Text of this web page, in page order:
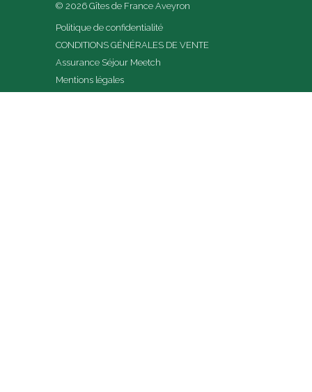
© 2026 Gîtes de France Aveyron
Politique de confidentialité
CONDITIONS GÉNÉRALES DE VENTE
Assurance Séjour Meetch
Mentions légales